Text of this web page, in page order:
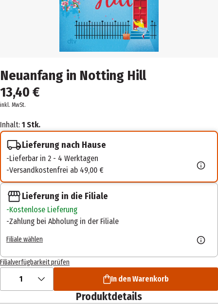
Neuanfang in Notting Hill
13,40 €
inkl. MwSt.
Inhalt: 1 Stk.
Lieferung nach Hause
Lieferbar in 2 - 4 Werktagen
Versandkostenfrei ab 49,00 €
Lieferung in die Filiale
Kostenlose Lieferung
Zahlung bei Abholung in der Filiale
Filiale wählen
Filialverfügbarkeit prüfen
1 In den Warenkorb
Produktdetails